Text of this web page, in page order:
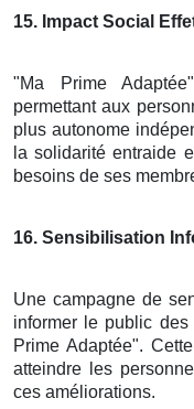
15. Impact Social
"Ma Prime
permettant aux
plus autonome
la solidarité entraide
besoins de ses
16. Sensibilisation
Une campagne de
informer le public
Prime Adaptée".
atteindre les
ces améliorations.